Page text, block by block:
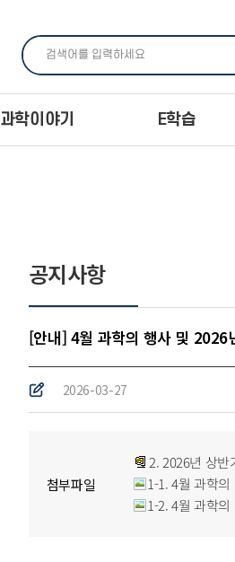
과학이야기 E학습
공지사항
[안내] 4월 과학의 행사 및 2026
2026-03-27
첨부파일
2. 2026년 상반
1-1. 4월 과학
1-2. 4월 과학